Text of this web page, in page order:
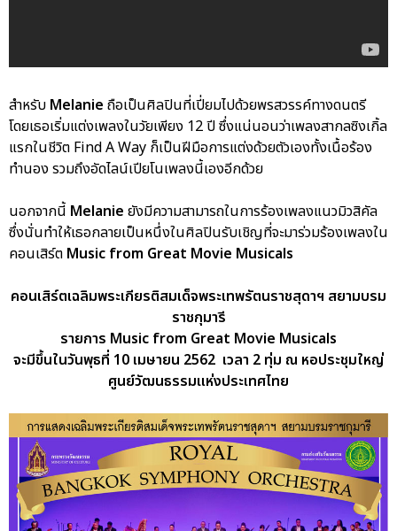
สำหรับ Melanie ถือเป็นศิลปินที่เปี่ยมไปด้วยพรสวรรค์ทางดนตรี
โดยเธอเริ่มแต่งเพลงในวัยเพียง 12 ปี ซึ่งแน่นอนว่าเพลงสากลซิงเกิ้ล
แรกในชีวิต Find A Way ก็เป็นฝีมือการแต่งด้วยตัวเองทั้งเนื้อร้อง
ทำนอง รวมถึงอัดไลน์เปียโนเพลงนี้เองอีกด้วย
นอกจากนี้ Melanie ยังมีความสามารถในการร้องเพลงแนวมิวสิคัล
ซึ่งนั่นทำให้เธอกลายเป็นหนึ่งในศิลปินรับเชิญที่จะมาร่วมร้องเพลงใน
คอนเสิร์ต Music from Great Movie Musicals
คอนเสิร์ตเฉลิมพระเกียรติสมเด็จพระเทพรัตนราชสุดาฯ สยามบรม
ราชกุมารี
รายการ Music from Great Movie Musicals
จะมีขึ้นในวันพุธที่ 10 เมษายน 2562 เวลา 2 ทุ่ม ณ หอประชุมใหญ่
ศูนย์วัฒนธรรมแห่งประเทศไทย